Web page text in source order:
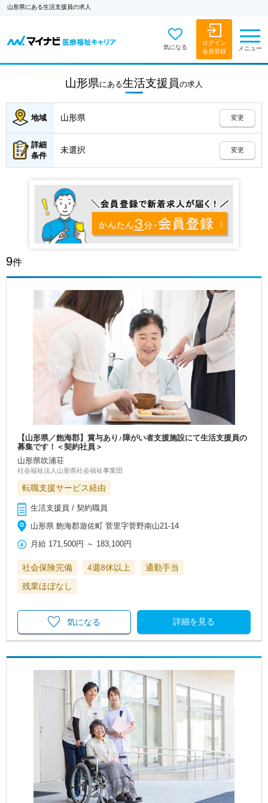
山形県にある生活支援員の求人
気になる
ログイン
会員登録
メニュー
山形県にある生活支援員の求人
地域 山形県 変更
詳細
条件
未選択 変更
9件
【山形県／飽海郡】賞与あり♪障がい者支援施設にて生活支援員の
募集です！＜契約社員＞
山形県吹浦荘
社会福祉法人山形県社会福祉事業団
転職支援サービス経由
生活支援員 / 契約職員
山形県 飽海郡遊佐町 菅里字菅野南山21-14
月給 171,500円 ～ 183,100円
社会保険完備 4週8休以上
通勤手当
残業ほぼなし
詳細を見る
気になる